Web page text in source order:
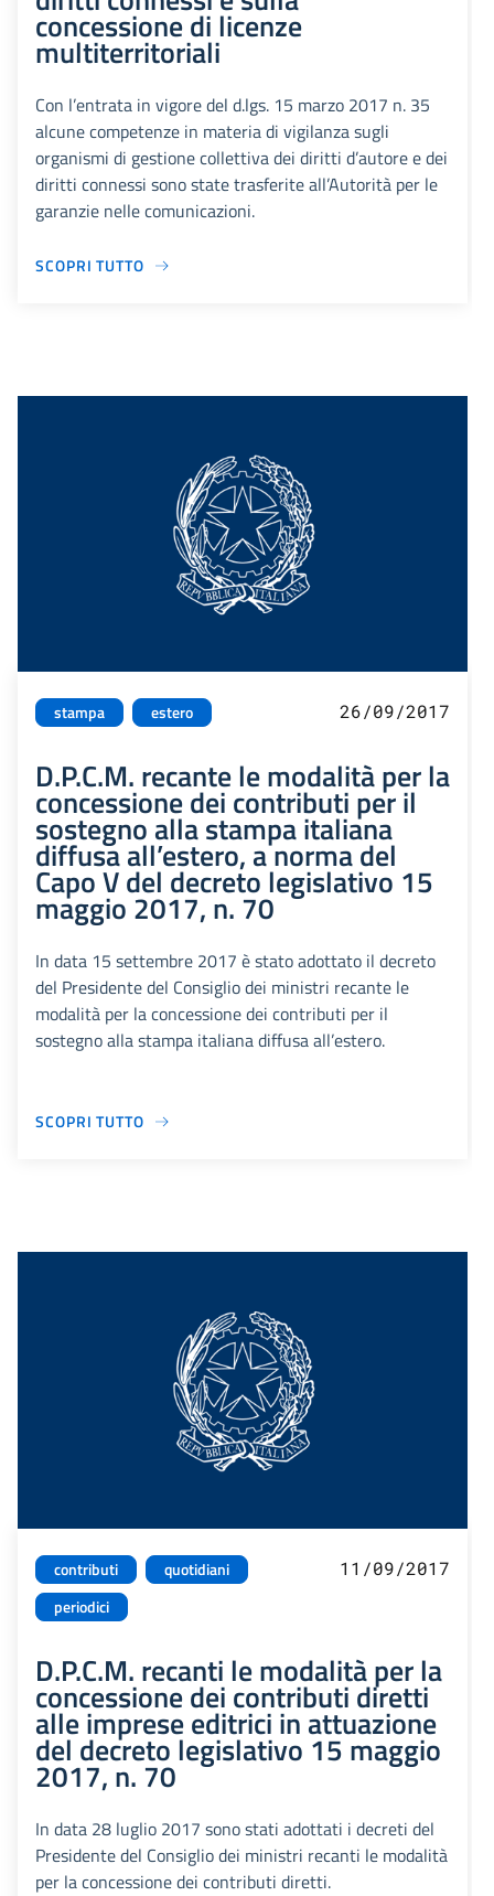
concessione di licenze
multiterritoriali
Con l’entrata in vigore del d.lgs. 15 marzo 2017 n. 35
alcune competenze in materia di vigilanza sugli
organismi di gestione collettiva dei diritti d’autore e dei
diritti connessi sono state trasferite all’Autorità per le
garanzie nelle comunicazioni.
SCOPRI TUTTO
stampa estero 26/09/2017
D.P.C.M. recante le modalità per la
concessione dei contributi per il
sostegno alla stampa italiana
diffusa all’estero, a norma del
Capo V del decreto legislativo 15
maggio 2017, n. 70
In data 15 settembre 2017 è stato adottato il decreto
del Presidente del Consiglio dei ministri recante le
modalità per la concessione dei contributi per il
sostegno alla stampa italiana diffusa all’estero.
SCOPRI TUTTO
contributi
quotidiani
periodici
11/09/2017
D.P.C.M. recanti le modalità per la
concessione dei contributi diretti
alle imprese editrici in attuazione
del decreto legislativo 15 maggio
2017, n. 70
In data 28 luglio 2017 sono stati adottati i decreti del
Presidente del Consiglio dei ministri recanti le modalità
per la concessione dei contributi diretti.